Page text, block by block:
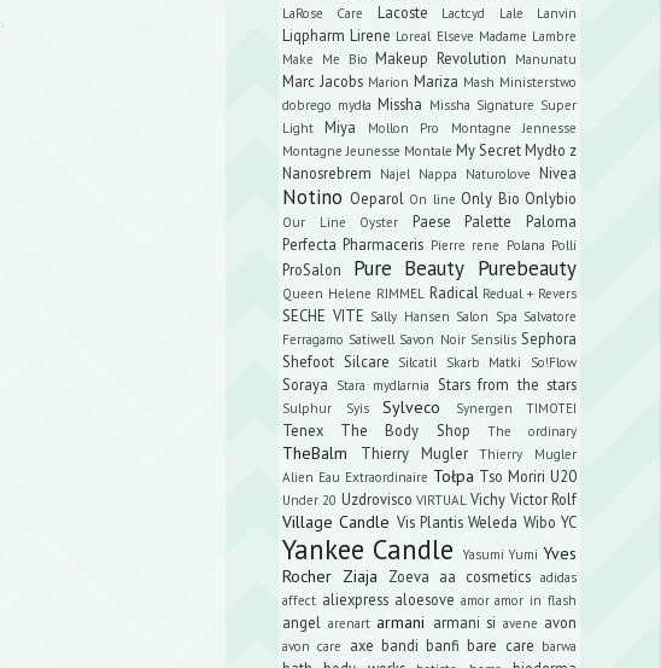
LaRose Care Lacoste Lactcyd Lale Lanvin
Liqpharm Lirene Loreal Elseve Madame Lambre
Make Me Bio Makeup Revolution Manunatu
Marc Jacobs Marion Mariza Mash Ministerstwo
dobrego mydła Missha Missha Signature Super
Light
Miya Mollon Pro
Montagne Jennesse
Montagne Jeunesse Montale My Secret Mydło z
Nanosrebrem
Najel Nappa Naturolove Nivea
Notino Oeparol On line Only Bio Onlybio
Our Line Oyster Paese Palette
Paloma
Perfecta Pharmaceris Pierre rene Polana Polli
ProSalon Pure Beauty Purebeauty
Queen Helene RIMMEL Radical Redual + Revers
SECHE VITE Sally Hansen Salon Spa Salvatore
Ferragamo Satiwell Savon Noir Sensilis Sephora
Shefoot Silcare Silcatil Skarb Matki So!Flow
Soraya Stara mydlarnia Stars from the stars
Sulphur Syis Sylveco Synergen TIMOTEI
Tenex The Body Shop The ordinary
TheBalm Thierry Mugler
Thierry Mugler
Alien Eau Extraordinaire Tołpa Tso Moriri U20
Under 20 Uzdrovisco VIRTUAL Vichy Victor Rolf
Village Candle Vis Plantis Weleda Wibo YC
Yankee Candle Yasumi Yumi Yves
Rocher Ziaja Zoeva aa cosmetics adidas
affect aliexpress aloesove amor amor in flash
angel arenart armani armani si avene avon
avon care axe bandi banfi bare care barwa